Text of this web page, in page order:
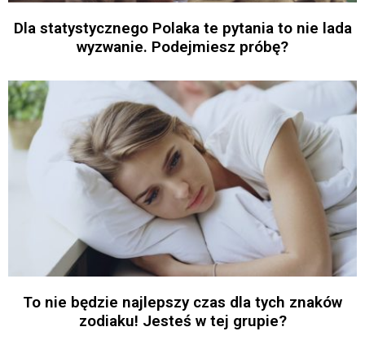
Dla statystycznego Polaka te pytania to nie lada
wyzwanie. Podejmiesz próbę?
To nie będzie najlepszy czas dla tych znaków
zodiaku! Jesteś w tej grupie?